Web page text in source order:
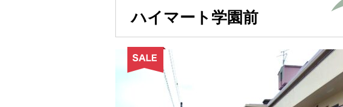
ハイマート学園前